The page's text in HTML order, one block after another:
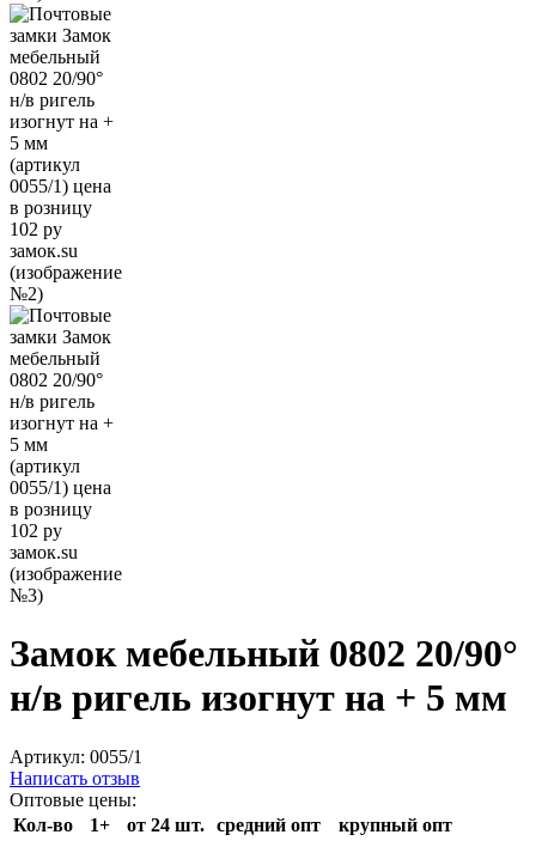
Замок мебельный 0802 20/90°
н/в ригель изогнут на + 5 мм
Артикул: 0055/1
Написать отзыв
Оптовые цены:
Кол-во
1+ от 24 шт. средний опт крупный опт